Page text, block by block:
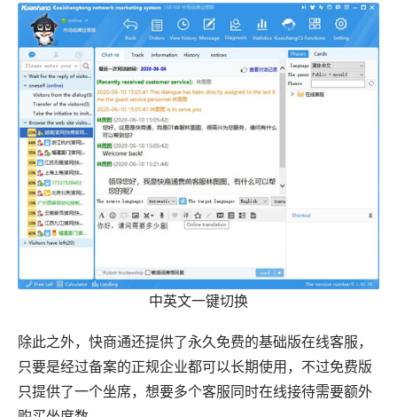
中英文一键切换
除此之外，快商通还提供了永久免费的基础版在线客服，
只要是经过备案的正规企业都可以长期使用，不过免费版
只提供了一个坐席，想要多个客服同时在线接待需要额外